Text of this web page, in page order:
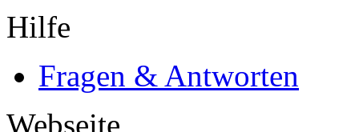
Hilfe
Fragen & Antworten
Webseite